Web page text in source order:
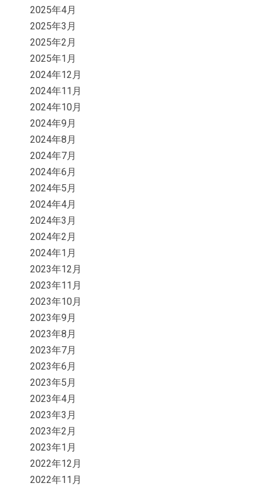
2025年4月
2025年3月
2025年2月
2025年1月
2024年12月
2024年11月
2024年10月
2024年9月
2024年8月
2024年7月
2024年6月
2024年5月
2024年4月
2024年3月
2024年2月
2024年1月
2023年12月
2023年11月
2023年10月
2023年9月
2023年8月
2023年7月
2023年6月
2023年5月
2023年4月
2023年3月
2023年2月
2023年1月
2022年12月
2022年11月